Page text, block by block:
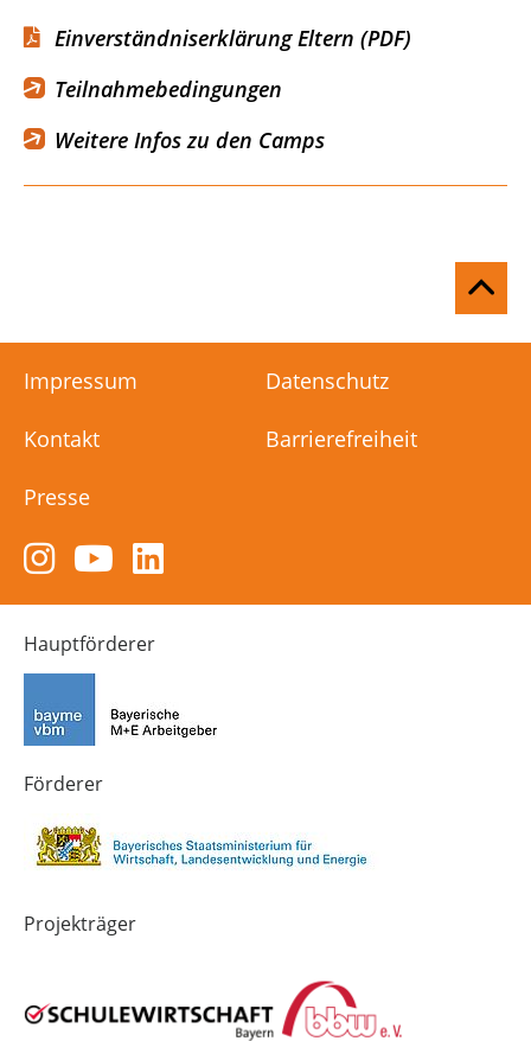
Einverständniserklärung Eltern (PDF)
Teilnahmebedingungen
Weitere Infos zu den Camps
Impressum Datenschutz
Kontakt Barrierefreiheit
Presse
Zum
Instagram-
Kanal
von
Technik-
in
Bayern
4.0
Zum
YouTube-
Kanal
von
LinkedIn-
Kanal
Hauptförderer
Förderer
Projekträger